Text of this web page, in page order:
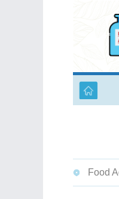
Food